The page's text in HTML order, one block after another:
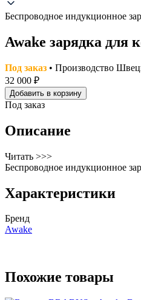
Беспроводное индукционное
Awake зарядка для
Под заказ • Производство
32 000 ₽
Добавить в корзину
Под заказ
Описание
Читать >>>
Беспроводное индукционное
Характеристики
Бренд
Awake
Похожие товары